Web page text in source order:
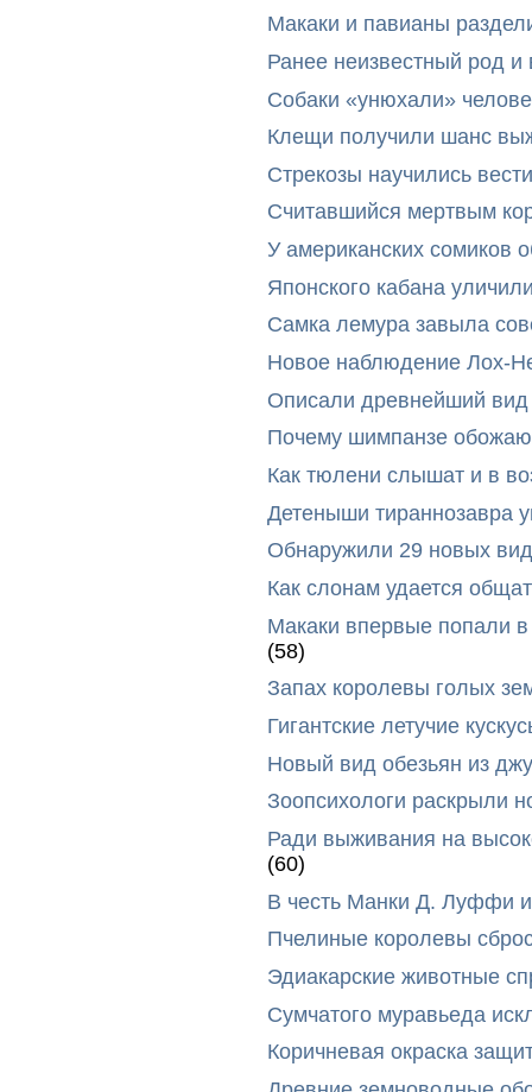
Макаки и павианы
Ранее неизвестный род и
Собаки «унюхали»
Клещи получили шанс
Стрекозы научились
Считавшийся мертвым
У американских сомиков
Японского кабана
Самка лемура завыла
Новое наблюдение Лох-
Описали древнейший
Почему шимпанзе
Как тюлени слышат и в
Детеныши тираннозавра
Обнаружили 29 новых
Как слонам удается
Макаки впервые попали
(58)
Запах королевы голых
Гигантские летучие
Новый вид обезьян из
Зоопсихологи раскрыли
Ради выживания на
(60)
В честь Манки Д. Луффи
Пчелиные королевы
Эдиакарские животные
Сумчатого муравьеда
Коричневая окраска